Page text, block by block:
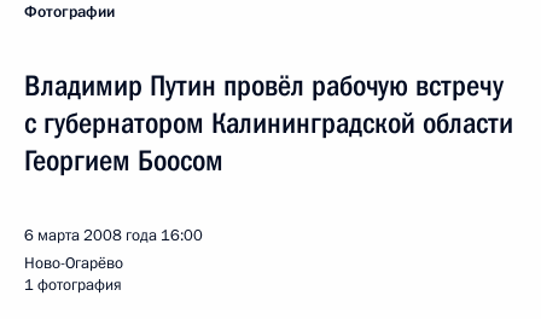
Фотографии
Владимир Путин провёл рабочую встречу
с губернатором Калининградской области
Георгием Боосом
6 марта 2008 года 16:00
Ново-Огарёво
1 фотография